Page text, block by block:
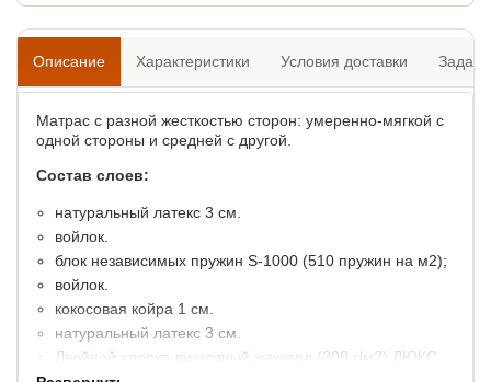
Описание Характеристики Условия доставки
Матрас с разной жесткостью сторон: умеренно-мягкой с
одной стороны и средней с другой.
Состав слоев:
натуральный латекс 3 см.
войлок.
блок независимых пружин S-1000 (510 пружин на м2);
войлок.
кокосовая койра 1 см.
натуральный латекс 3 см.
Двойной хлопко-вискозный жаккард (300 г/м2) ЛЮКС